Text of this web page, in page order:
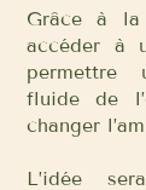
Grâce à la
accéder à
permettre
fluide de
changer
L’idée